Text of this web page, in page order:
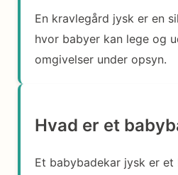
En kravlegård jysk er en
hvor babyer kan lege og
omgivelser under opsyn.
Hvad er et
Et babybadekar jysk er et